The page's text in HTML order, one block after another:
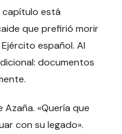
capítulo está
que prefirió morir
español. Al
documentos
«Quería que
con su legado».